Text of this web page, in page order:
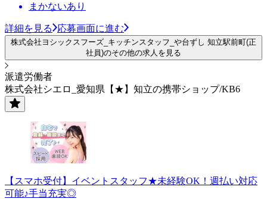
まかないあり
詳細を見る 応募画面に進む
株式会社ヨシックスフーズ_キッチンスタッフ_や台ずし 知立駅前町(正
社員)のその他の求人を見る
派遣労働者
株式会社シエロ_愛知県【★】知立の携帯ショップ/KB6
【スマホ受付】イベントスタッフ★未経験OK！週払い対応
可能♪手当充実◎